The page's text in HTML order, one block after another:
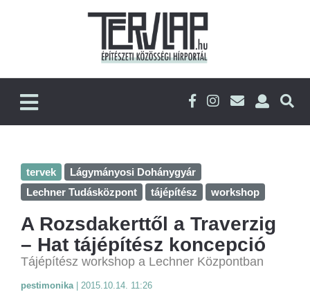
tervek
Lágymányosi Dohánygyár
Lechner Tudásközpont
tájépítész workshop
A Rozsdakerttől a Traverzig
– Hat tájépítész koncepció
Tájépítész workshop a Lechner Központban
pestimonika 2015.10.14. 11:26